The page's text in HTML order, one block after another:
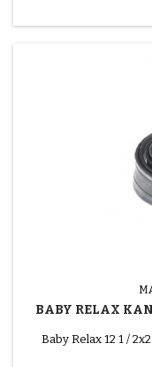
BABY RELAX
Baby Relax 12 1 /